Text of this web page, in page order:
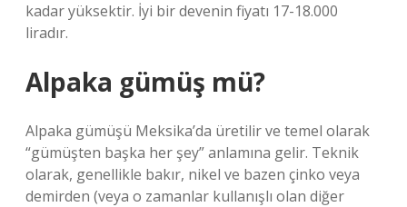
kadar yüksektir. İyi bir devenin fiyatı 17-18.000
liradır.
Alpaka gümüş mü?
Alpaka gümüşü Meksika’da üretilir ve temel olarak
“gümüşten başka her şey” anlamına gelir. Teknik
olarak, genellikle bakır, nikel ve bazen çinko veya
demirden (veya o zamanlar kullanışlı olan diğer